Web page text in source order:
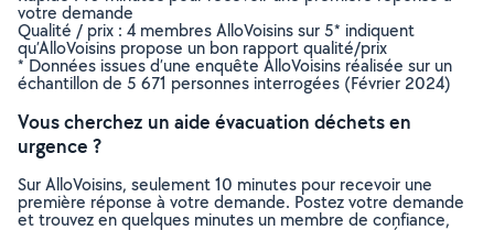
votre demande
Qualité / prix : 4 membres AlloVoisins sur 5* indiquent
qu’AlloVoisins propose un bon rapport qualité/prix
* Données issues d’une enquête AlloVoisins réalisée sur un
échantillon de 5 671 personnes interrogées (Février 2024)
Vous cherchez un aide évacuation déchets en
urgence ?
Sur AlloVoisins, seulement 10 minutes pour recevoir une
première réponse à votre demande. Postez votre demande
et trouvez en quelques minutes un membre de confiance,